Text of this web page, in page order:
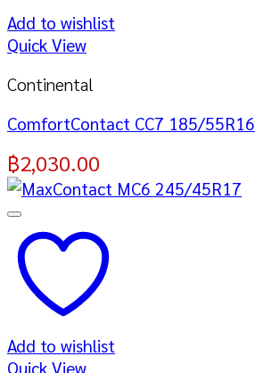
Add to wishlist
Quick View
Continental
ComfortContact CC7 185/55R16
฿2,030.00
Add to wishlist
Quick View